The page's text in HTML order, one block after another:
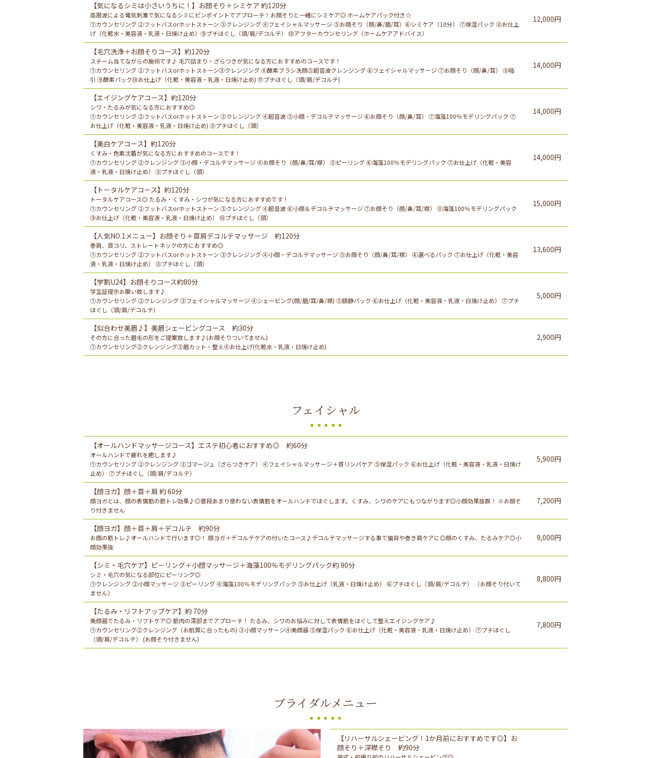
【気になるシミは小さいうちに！】お顔そり＋シミケア 約120分
高周波による電気刺激で気になるシミにピンポイントでアプローチ！お顔そりと一緒にシミケア◎ ホームケアパック付き☆
①カウンセリング ②フットバスorホットストーン ③クレンジング ④フェイシャルマッサージ ⑤お顔そり（顔/鼻/眉/耳）⑥シミケア（10分） ⑦保湿パック ⑧お仕上
げ（化粧水・美容液・乳液・日焼け止め）⑨プチほぐし（頭/肩/デコルテ） ➉アフターカウンセリング（ホームケアアドバイス）
12,000円
【毛穴洗浄＋お顔そりコース】約120分
スチーム当てながらの施術です♪ 毛穴詰まり・ざらつきが気になる方におすすめのコースです！
①カウンセリング ②フットバスorホットストーン③クレンジング ④酵素ブラシ洗顔⑤超音波クレンジング ⑥フェイシャルマッサージ ⑦お顔そり（顔/鼻/耳） ⑧吸
引 ⑨酵素パック➉お仕上げ（化粧・美容液・乳液・日焼け止め) ⑪プチほぐし（頭/肩/デコルテ)
14,000円
【エイジングケアコース】約120分
シワ・たるみが気になる方におすすめ◎
①カウンセリング ②フットバスorホットストーン ③クレンジング ④超音波 ⑤小顔・デコルテマッサージ ⑥お顔そり（顔/鼻/耳） ⑦海藻100％モデリングパック ⑦
お仕上げ（化粧・美容液・乳液・日焼け止め) ⑧プチほぐし（頭）
14,000円
【美白ケアコース】約120分
くすみ・色素沈着が気になる方におすすめのコースです！
①カウンセリング ②クレンジング ③小顔・デコルテマッサージ ④お顔そり（顔/鼻/耳/襟） ⑤ピーリング ⑥海藻100％モデリングパック ⑦お仕上げ（化粧・美容
液・乳液・日焼け止め） ⑧プチほぐし（頭）
14,000円
【トータルケアコース】約120分
トータルケアコース◎ たるみ・くすみ・シワが気になる方におすすめです！
①カウンセリング ②フットバスorホットストーン ③クレンジング ④超音波 ⑥小顔＆デコルテマッサージ ⑦お顔そり（顔/鼻/耳/襟） ⑧海藻100％モデリングパック
⑨お仕上げ（化粧・美容液・乳液・日焼け止め） ➉プチほぐし（頭）
15,000円
【人気NO.1メニュー】お顔そり＋首肩デコルテマッサージ 約120分
巻肩、首コリ、ストレートネックの方におすすめ◎
①カウンセリング ②フットバスorホットストーン ③クレンジング ④小顔・デコルテマッサージ ⑤お顔そり（顔/鼻/耳/襟） ⑥選べるパック ⑦お仕上げ（化粧・美容
液・乳液・日焼け止め） ⑧プチほぐし（頭）
13,600円
【学割U24】お顔そりコース約80分
学生証提示お願い致します♪
①カウンセリング ②クレンジング ③フェイシャルマッサージ ④シェービング(顔/眉/耳/鼻/襟) ⑤鎮静パック ⑥お仕上げ（化粧・美容液・乳液・日焼け止め） ⑦プチ
ほぐし（頭/肩/デコルテ）
5,000円
【似合わせ美眉♪】美眉シェービングコース 約30分
その方に合った眉毛の形をご提案致します♪(お顔そりついてません)
①カウンセリング②クレンジング③眉カット・整え④お仕上げ(化粧水・乳液・日焼け止め)
2,900円
フェイシャル
【オールハンドマッサージコース】エステ初心者におすすめ◎ 約60分
オールハンドで疲れを癒します♪
①カウンセリング ②クレンジング ③ゴマージュ（ざらつきケア） ④フェイシャルマッサージ＋首リンパケア ⑤保湿パック ⑥お仕上げ（化粧・美容液・乳液・日焼け
止め） ⑦プチほぐし（頭/肩/デコルテ）
5,900円
【顔ヨガ】顔＋首＋肩 約 60分
顔ヨガとは、顔の表情筋の筋トレ効果♪◎普段あまり使わない表情筋をオールハンドでほぐします。くすみ、シワのケアにもつながります◎小顔効果抜群！ ※お顔そ
り付きません
7,200円
【顔ヨガ】顔＋首＋肩＋デコルテ 約90分
お顔の筋トレ♪オールハンドで行います◎！ 顔ヨガ＋デコルテケアの付いたコース♪デコルテマッサージする事で猫背や巻き肩ケアに◎顔のくすみ、たるみケア◎小
顔効果抜
9,000円
【シミ・毛穴ケア】ピーリング＋小顔マッサージ＋海藻100％モデリングパック約 90分
シミ・毛穴の気になる部位にピーリング◎
①クレンジング ②小顔マッサージ ③ピーリング ④海藻100％モデリングパック ⑤お仕上げ（乳液・日焼け止め） ⑥プチほぐし（頭/肩/デコルテ） （お顔そり付いて
ません）
8,800円
【たるみ・リフトアップケア】約 70分
美顔器でたるみ・リフトケア◎ 筋肉の深部までアプローチ！ たるみ、シワのお悩みに対して表情筋をほぐして整えエイジングケア♪
①カウンセリング②クレンジング（お肌質に合ったもの) ③小顔マッサージ④美顔器 ⑤保湿パック ⑥お仕上げ（化粧・美容液・乳液・日焼け止め） ⑦プチほぐし
（頭/肩/デコルテ） (お顔そり付きません)
7,800円
ブライダルメニュー
【リハーサルシェービング！1か月前におすすめです◎】お
顔そり＋深襟そり 約90分